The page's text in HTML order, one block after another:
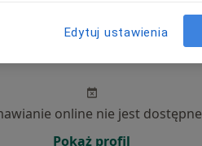
Jutro Sob,
online nie jest dostępne
Pokaż profil
Edytuj ustawienia